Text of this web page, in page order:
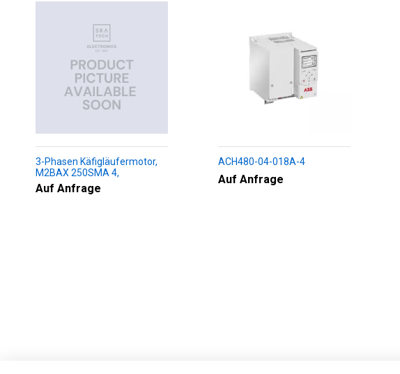
3-Phasen Käfigläufermotor,
M2BAX 250SMA 4,
+188+230+451+009
Auf Anfrage
ACH480-04-018A-4
Auf Anfrage